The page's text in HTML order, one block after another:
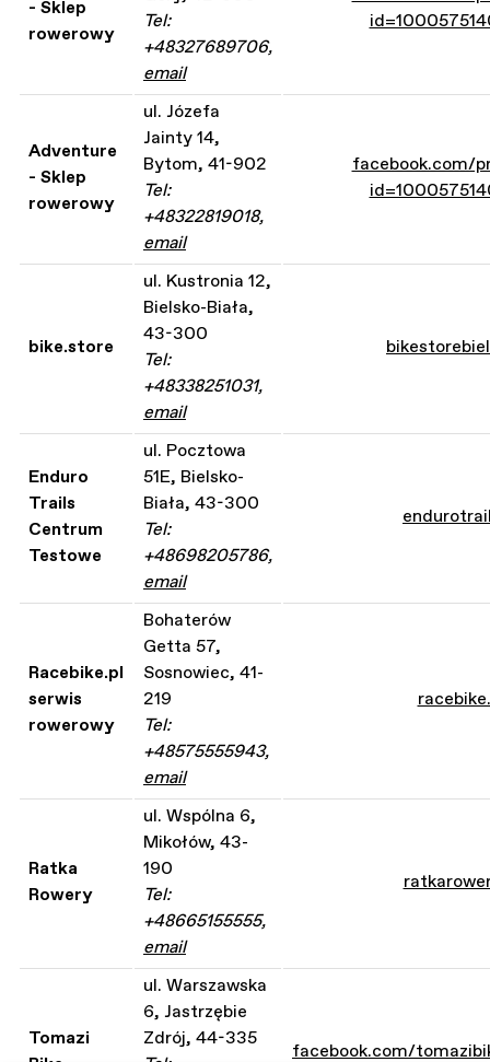
- Sklep
rowerowy
Tel:
+48327689706,
email
Adventure
- Sklep
rowerowy
ul. Józefa
Jainty 14,
Bytom, 41-902
Tel:
+48322819018,
email
facebook.com/
bike.store
ul. Kustronia 12,
Bielsko-Biała,
43-300
Tel:
+48338251031,
email
Enduro
Trails
Centrum
Testowe
ul. Pocztowa
51E, Bielsko-
Biała, 43-300
Tel:
+48698205786,
email
Racebike.pl
serwis
rowerowy
Bohaterów
Getta 57,
Sosnowiec, 41-
219
Tel:
+48575555943,
email
Ratka
Rowery
ul. Wspólna 6,
Mikołów, 43-
190
Tel:
+48665155555,
email
Tomazi
ul. Warszawska
6, Jastrzębie
Zdrój, 44-335
facebook.com/